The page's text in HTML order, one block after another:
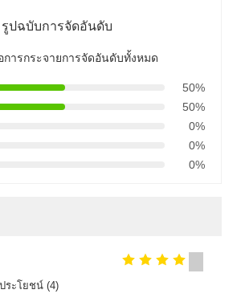
คลือบผง
รูปฉบับการจัดอันดับ
การกระจายการจัดอันดับทั้งหมด
50%
50%
0%
0%
0%
ระโยชน์ (4)